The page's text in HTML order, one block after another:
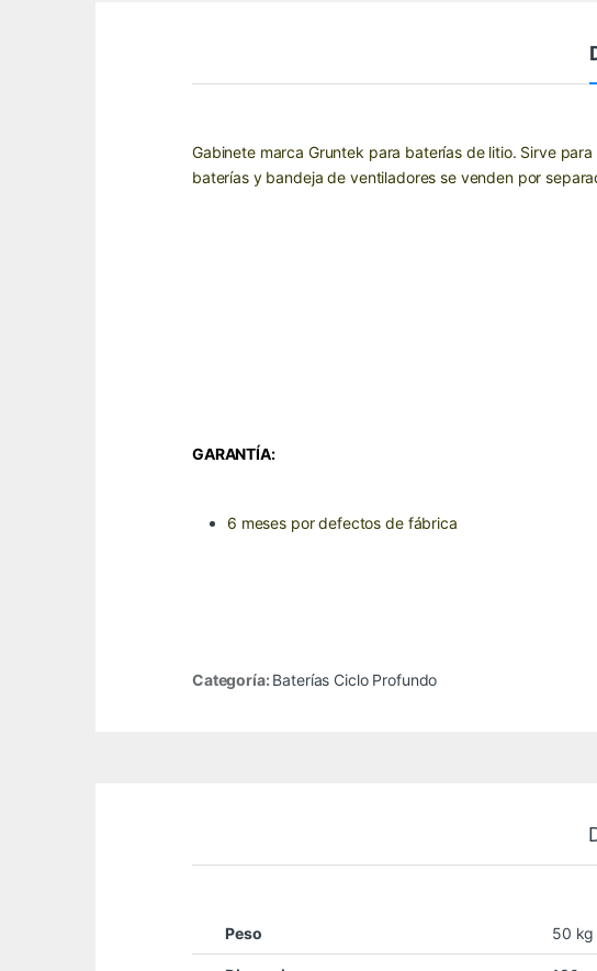
Gabinete marca Gruntek para baterías de litio. Sirve
baterías y bandeja de ventiladores se venden por
GARANTÍA:
6 meses por defectos de fábrica
Categoría: Baterías Ciclo Profundo
Peso 50 kg